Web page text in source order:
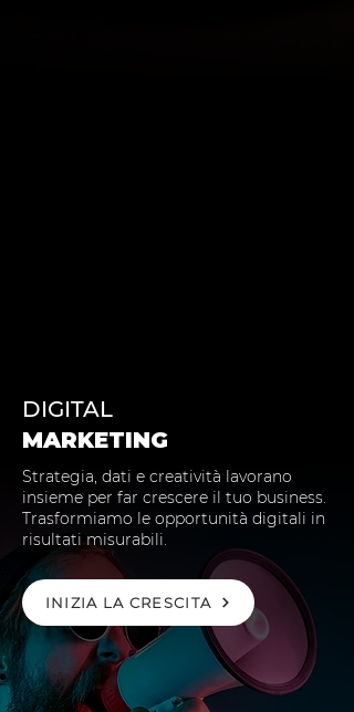
DIGITAL
MARKETING
Strategia, dati e creatività lavorano
insieme per far crescere il tuo business.
Trasformiamo le opportunità digitali in
risultati misurabili.
INIZIA LA CRESCITA